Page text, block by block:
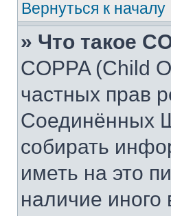
Вернуться к началу
» Что такое
COPPA (Child
частных прав
Соединённых
собирать
иметь на это
наличие иного